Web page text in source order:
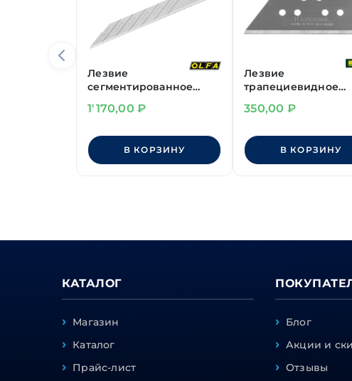
Лезвие
сегментированное
графических работ
1'170,00₽
В КОРЗИНУ
Лезвие
трапециевидное
19х59х0,65 мм, 5шт
350,00 ₽
В КОРЗИНУ
КАТАЛОГ
Магазин
Каталог
Прайс-лист
Блог
Акции и
Отзывы